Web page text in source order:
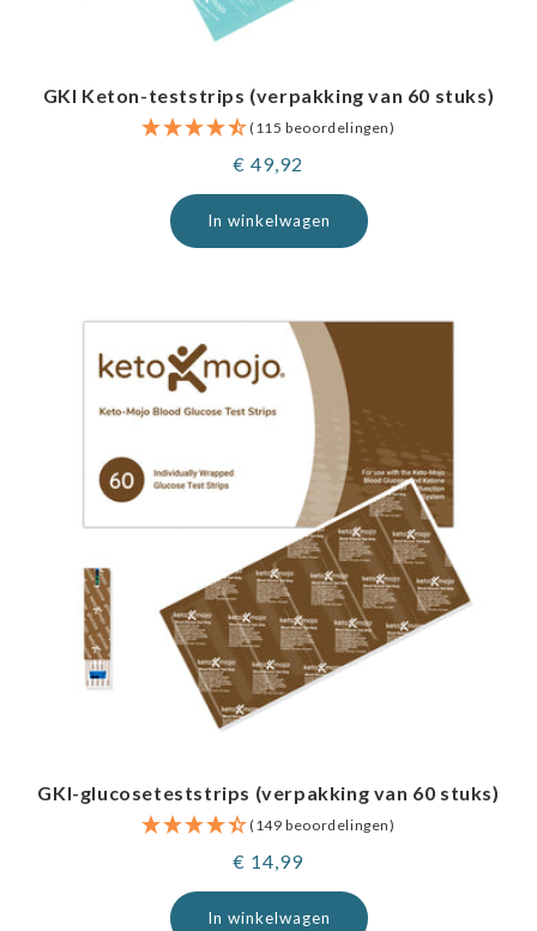
GKI Keton-teststrips (verpakking van 60 stuks)
(115 beoordelingen)
Normale
prijs
€ 49,92
In winkelwagen
GKI-glucoseteststrips (verpakking van 60 stuks)
(149 beoordelingen)
Normale
prijs
€ 14,99
In winkelwagen